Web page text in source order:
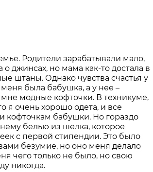
Родители зарабатывали мало,
джинсах, но мама как-то достала в
штаны. Однако чувства счастья у
была бабушка, а у нее –
модные кофточки. В техникуме,
я очень хорошо одета, и все
кофточкам бабушки. Но гораздо
белью из шелка, которое
с первой стипендии. Это было
безумие, но оно меня делало
чего только не было, но свою
никогда.